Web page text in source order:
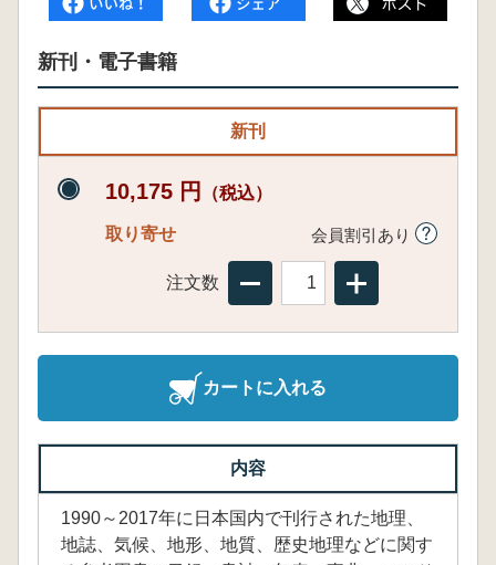
新刊・電子書籍
新刊
10,175 円 （税込）
取り寄せ 会員割引あり
注文数
カートに入れる
内容
1990～2017年に日本国内で刊行された地理、
地誌、気候、地形、地質、歴史地理などに関す